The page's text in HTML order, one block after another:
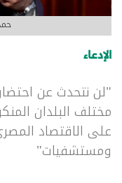
الإدعاء
"
مختلف البلدان
على الاقتصاد
ومستشفيات"